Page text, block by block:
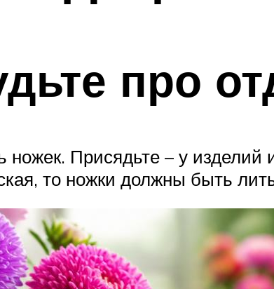
про
ножек. Присядьте – у
то ножки должны быть